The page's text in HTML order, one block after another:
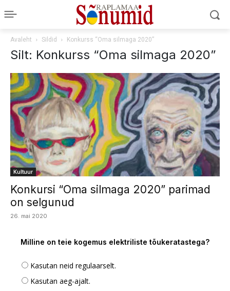
Avaleht Sildid Konkurss “Oma silmaga 2020”
Silt: Konkurss “Oma silmaga 2020”
Kultuur
Konkursi “Oma silmaga 2020” parimad
on selgunud
26. mai 2020
Milline on teie kogemus elektriliste tõukeratastega?
Kasutan neid regulaarselt.
Kasutan aeg-ajalt.